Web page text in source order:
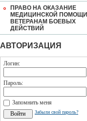
ПРАВО НА ОКАЗАНИЕ
МЕДИЦИНСКОЙ ПОМОЩИ
ВЕТЕРАНАМ БОЕВЫХ
ДЕЙСТВИЙ
АВТОРИЗАЦИЯ
Логин:
Пароль:
Запомнить меня
Забыли свой пароль?